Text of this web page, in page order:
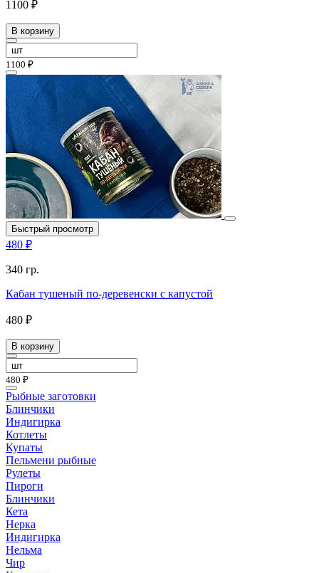
1100 ₽
В корзину
1100 ₽
Быстрый просмотр
480 ₽
340 гр.
Кабан тушеный по-деревенски с капустой
480 ₽
В корзину
480 ₽
Рыбные заготовки
Блинчики
Индигирка
Котлеты
Купаты
Пельмени рыбные
Рулеты
Пироги
Блинчики
Кета
Нерка
Индигирка
Нельма
Чир